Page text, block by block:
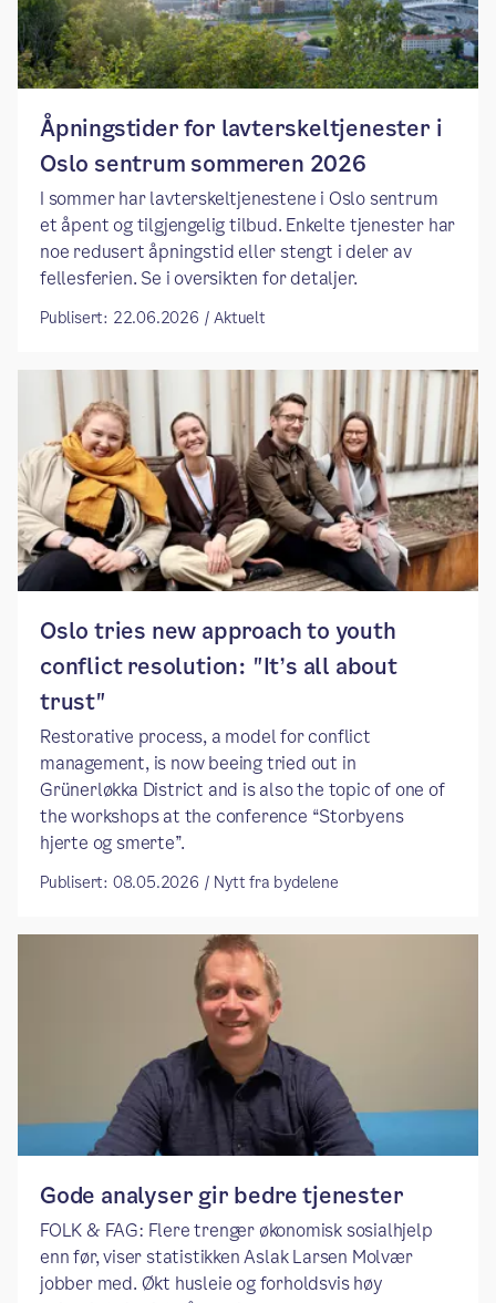
Åpningstider for lavterskeltjenester i
Oslo sentrum sommeren 2026
I sommer har lavterskeltjenestene i Oslo sentrum
et åpent og tilgjengelig tilbud. Enkelte tjenester har
noe redusert åpningstid eller stengt i deler av
fellesferien. Se i oversikten for detaljer.
Publisert: 22.06.2026 / Aktuelt
Oslo tries new approach to youth
conflict resolution: "It’s all about
trust"
Restorative process, a model for conflict
management, is now beeing tried out in
Grünerløkka District and is also the topic of one of
the workshops at the conference “Storbyens
hjerte og smerte”.
Publisert: 08.05.2026 / Nytt fra bydelene
Gode analyser gir bedre tjenester
FOLK & FAG: Flere trenger økonomisk sosialhjelp
enn før, viser statistikken Aslak Larsen Molvær
jobber med. Økt husleie og forholdsvis høy